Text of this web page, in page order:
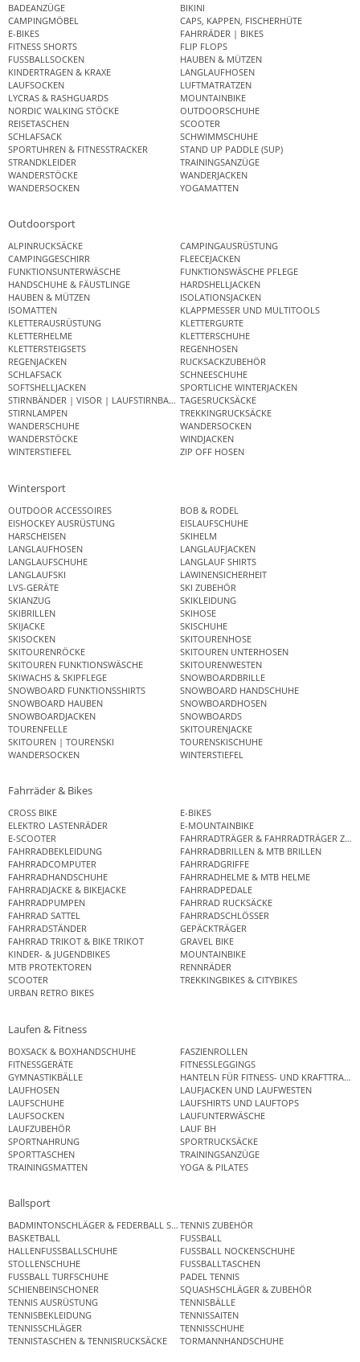
BADEANZÜGE
BIKINI
CAMPINGMÖBEL
CAPS, KAPPEN, FISCHERHÜTE
E-BIKES
FAHRRÄDER | BIKES
FITNESS SHORTS
FLIP FLOPS
FUSSBALLSOCKEN
HAUBEN & MÜTZEN
KINDERTRAGEN & KRAXE
LANGLAUFHOSEN
LAUFSOCKEN
LUFTMATRATZEN
LYCRAS & RASHGUARDS
MOUNTAINBIKE
NORDIC WALKING STÖCKE
OUTDOORSCHUHE
REISETASCHEN
SCOOTER
SCHLAFSACK
SCHWIMMSCHUHE
SPORTUHREN & FITNESSTRACKER
STAND UP PADDLE (SUP)
STRANDKLEIDER
TRAININGSANZÜGE
WANDERSTÖCKE
WANDERJACKEN
WANDERSOCKEN
YOGAMATTEN
Outdoorsport
ALPINRUCKSÄCKE
CAMPINGAUSRÜSTUNG
CAMPINGGESCHIRR
FLEECEJACKEN
FUNKTIONSUNTERWÄSCHE
FUNKTIONSWÄSCHE PFLEGE
HANDSCHUHE & FÄUSTLINGE
HARDSHELLJACKEN
HAUBEN & MÜTZEN
ISOLATIONSJACKEN
ISOMATTEN
KLAPPMESSER UND MULTITOOLS
KLETTERAUSRÜSTUNG
KLETTERGURTE
KLETTERHELME
KLETTERSCHUHE
KLETTERSTEIGSETS
REGENHOSEN
REGENJACKEN
RUCKSACKZUBEHÖR
SCHLAFSACK
SCHNEESCHUHE
SOFTSHELLJACKEN
SPORTLICHE WINTERJACKEN
STIRNBÄNDER | VISOR | LAUFSTIRNBANDTAGESRUCKSÄCKE
STIRNLAMPEN
TREKKINGRUCKSÄCKE
WANDERSCHUHE
WANDERSOCKEN
WANDERSTÖCKE
WINDJACKEN
WINTERSTIEFEL
ZIP OFF HOSEN
Wintersport
OUTDOOR ACCESSOIRES
BOB & RODEL
EISHOCKEY AUSRÜSTUNG
EISLAUFSCHUHE
HARSCHEISEN
SKIHELM
LANGLAUFHOSEN
LANGLAUFJACKEN
LANGLAUFSCHUHE
LANGLAUF SHIRTS
LANGLAUFSKI
LAWINENSICHERHEIT
LVS-GERÄTE
SKI ZUBEHÖR
SKIANZUG
SKIKLEIDUNG
SKIBRILLEN
SKIHOSE
SKIJACKE
SKISCHUHE
SKISOCKEN
SKITOURENHOSE
SKITOURENRÖCKE
SKITOUREN UNTERHOSEN
SKITOUREN FUNKTIONSWÄSCHE
SKITOURENWESTEN
SKIWACHS & SKIPFLEGE
SNOWBOARDBRILLE
SNOWBOARD FUNKTIONSSHIRTS
SNOWBOARD HANDSCHUHE
SNOWBOARD HAUBEN
SNOWBOARDHOSEN
SNOWBOARDJACKEN
SNOWBOARDS
TOURENFELLE
SKITOURENJACKE
SKITOUREN | TOURENSKI
TOURENSKISCHUHE
WANDERSOCKEN
WINTERSTIEFEL
Fahrräder & Bikes
CROSS BIKE
E-BIKES
ELEKTRO LASTENRÄDER
E-MOUNTAINBIKE
E-SCOOTER
FAHRRADTRÄGER & FAHRRADTRÄGER
FAHRRADBEKLEIDUNG
FAHRRADBRILLEN & MTB BRILLEN
FAHRRADCOMPUTER
FAHRRADGRIFFE
FAHRRADHANDSCHUHE
FAHRRADHELME & MTB HELME
FAHRRADJACKE & BIKEJACKE
FAHRRADPEDALE
FAHRRADPUMPEN
FAHRRAD RUCKSÄCKE
FAHRRAD SATTEL
FAHRRADSCHLÖSSER
FAHRRADSTÄNDER
GEPÄCKTRÄGER
FAHRRAD TRIKOT & BIKE TRIKOT
GRAVEL BIKE
KINDER- & JUGENDBIKES
MOUNTAINBIKE
MTB PROTEKTOREN
RENNRÄDER
SCOOTER
TREKKINGBIKES & CITYBIKES
URBAN RETRO BIKES
Laufen & Fitness
BOXSACK & BOXHANDSCHUHE
FASZIENROLLEN
FITNESSGERÄTE
FITNESSLEGGINGS
GYMNASTIKBÄLLE
HANTELN FÜR FITNESS- UND
LAUFHOSEN
LAUFJACKEN UND LAUFWESTEN
LAUFSCHUHE
LAUFSHIRTS UND LAUFTOPS
LAUFSOCKEN
LAUFUNTERWÄSCHE
LAUFZUBEHÖR
LAUF BH
SPORTNAHRUNG
SPORTRUCKSÄCKE
SPORTTASCHEN
TRAININGSANZÜGE
TRAININGSMATTEN
YOGA & PILATES
Ballsport
BADMINTONSCHLÄGER & FEDERBALL SETSTENNIS ZUBEHÖR
BASKETBALL
FUSSBALL
HALLENFUSSBALLSCHUHE
FUSSBALL NOCKENSCHUHE
STOLLENSCHUHE
FUSSBALLTASCHEN
FUSSBALL TURFSCHUHE
PADEL TENNIS
SCHIENBEINSCHONER
SQUASHSCHLÄGER & ZUBEHÖR
TENNIS AUSRÜSTUNG
TENNISBÄLLE
TENNISBEKLEIDUNG
TENNISSAITEN
TENNISSCHLÄGER
TENNISSCHUHE
TENNISTASCHEN & TENNISRUCKSÄCKE
TORMANNHANDSCHUHE